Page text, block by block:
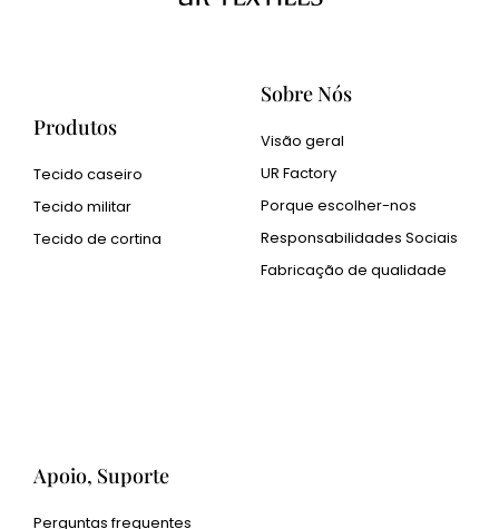
Produtos
Tecido caseiro
Tecido militar
Tecido de cortina
Sobre Nós
Visão geral
UR Factory
Porque escolher-nos
Responsabilidades Sociais
Fabricação de qualidade
Apoio, Suporte
Perguntas frequentes